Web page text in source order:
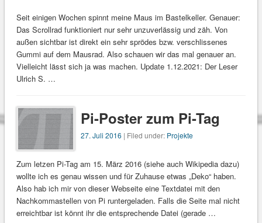
Seit einigen Wochen spinnt meine Maus im Bastelkeller. Genauer:
Das Scrollrad funktioniert nur sehr unzuverlässig und zäh. Von
außen sichtbar ist direkt ein sehr sprödes bzw. verschlissenes
Gummi auf dem Mausrad. Also schauen wir das mal genauer an.
Vielleicht lässt sich ja was machen. Update 1.12.2021: Der Leser
Ulrich S. …
Pi-Poster zum Pi-Tag
27. Juli 2016 | Filed under: Projekte
Zum letzen Pi-Tag am 15. März 2016 (siehe auch Wikipedia dazu)
wollte ich es genau wissen und für Zuhause etwas „Deko“ haben.
Also hab ich mir von dieser Webseite eine Textdatei mit den
Nachkommastellen von Pi runtergeladen. Falls die Seite mal nicht
erreichtbar ist könnt ihr die entsprechende Datei (gerade …